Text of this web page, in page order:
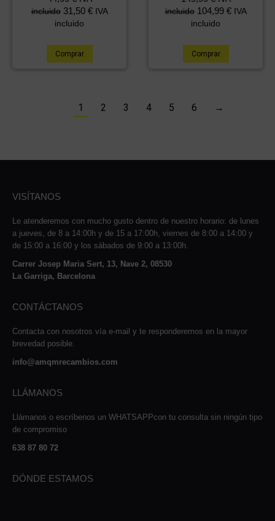
incluido 31,50 € IVA
incluido
Comprar
incluido 104,99 € IVA
incluido
Comprar
1 2 3 4 5 6 →
VISÍTANOS
Le atenderemos con mucho gusto dentro de nuestro horario: de lunes
a jueves, de 8 a 14:00h y de 15 a 17:00h, viernes de 8:00 a 14:00 y
de 15:00 a 16:00 y los sábados de 9:00 a 13:00h.
Carrer Josep Maria Sert, 13, Nave 2, 08530
La Garriga, Barcelona
CONTÁCTANOS
Contacta con nosotros vía e-mail y te responderemos en la mayor
brevedad posible.
info@amqmrecambios.com
LLÁMANOS
Llámanos o escríbenos un WHATSAPPcon tu consulta sin ningún tipo
de compromiso
638 87 80 72
DÓNDE ESTAMOS